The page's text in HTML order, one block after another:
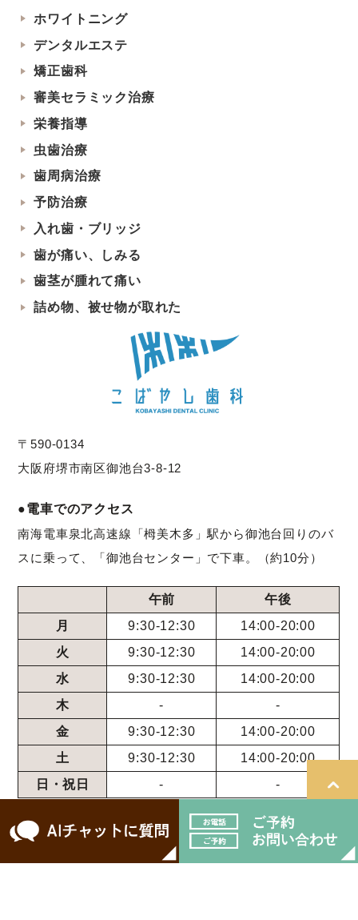
ホワイトニング
デンタルエステ
矯正歯科
審美セラミック治療
栄養指導
虫歯治療
歯周病治療
予防治療
入れ歯・ブリッジ
歯が痛い、しみる
歯茎が腫れて痛い
詰め物、被せ物が取れた
〒590-0134
大阪府堺市南区御池台3-8-12
●電車でのアクセス
南海電車泉北高速線「栂美木多」駅から御池台回りのバ
スに乗って、「御池台センター」で下車。（約10分）
午前
午後
月
9:30-12:30
14:00-20:00
火
9:30-12:30
14:00-20:00
水
9:30-12:30
14:00-20:00
木
-
-
金
9:30-12:30
14:00-20:00
土
9:30-12:30
14:00-20:00
日・祝日
- -